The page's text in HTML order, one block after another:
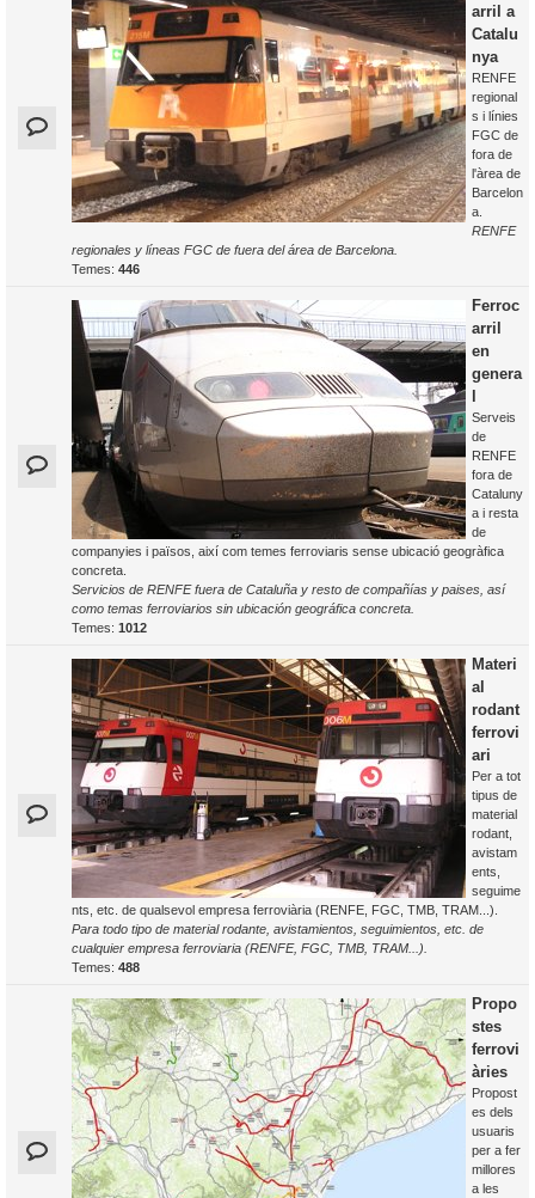
arril a
Catalu
nya
RENFE
regional
s i línies
FGC de
fora de
l'àrea de
Barcelon
a.
RENFE
regionales y líneas FGC de fuera del área de Barcelona.
Temes: 446
Ferroc
arril
en
genera
Serveis
de
RENFE
fora de
Cataluny
a i resta
de
companyies i països, així com temes ferroviaris sense ubicació geogràfica
concreta.
Servicios de RENFE fuera de Cataluña y resto de compañías y paises, así
como temas ferroviarios sin ubicación geográfica concreta.
Temes: 1012
Materi
al
rodant
ferrovi
ari
Per a tot
tipus de
material
rodant,
avistam
ents,
seguime
nts, etc. de qualsevol empresa ferroviària (RENFE, FGC, TMB, TRAM...).
Para todo tipo de material rodante, avistamientos, seguimientos, etc. de
cualquier empresa ferroviaria (RENFE, FGC, TMB, TRAM...).
Temes: 488
Propo
stes
ferrovi
àries
Propost
es dels
usuaris
per a fer
millores
a les